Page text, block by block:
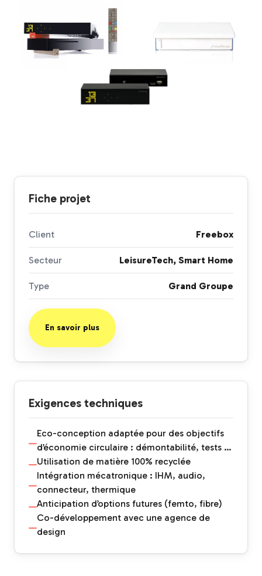
Fiche projet
Client Freebox
Secteur LeisureTech, Smart Home
Type Grand Groupe
En savoir plus
Exigences techniques
Eco-conception adaptée pour des objectifs
d’économie circulaire : démontabilité, tests …
Utilisation de matière 100% recyclée
Intégration mécatronique : IHM, audio,
connecteur, thermique
Anticipation d’options futures (femto, fibre)
Co-développement avec une agence de
design